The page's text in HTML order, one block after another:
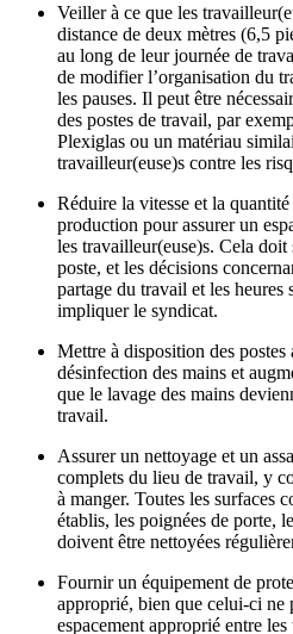
Veiller à ce que les
distance de deux mètres (6,5
au long de leur journée de
de modifier l’organisation du
les pauses. Il peut être
des postes de travail, par
Plexiglas ou un matériau
travailleur(euse)s contre les
Réduire la vitesse et la
production pour assurer un
les travailleur(euse)s. Cela doit
poste, et les décisions
partage du travail et les heures
impliquer le syndicat.
Mettre à disposition des postes
désinfection des mains et
que le lavage des mains
travail.
Assurer un nettoyage et un
complets du lieu de travail, y
à manger. Toutes les surfaces
établis, les poignées de porte,
doivent être nettoyées
Fournir un équipement de
approprié, bien que celui-ci ne
espacement approprié entre